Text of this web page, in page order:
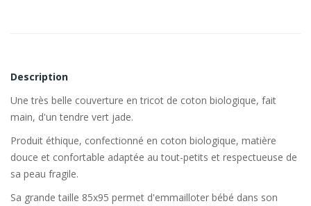
Description
Une très belle couverture en tricot de coton biologique, fait
main, d'un tendre vert jade.
Produit éthique, confectionné en coton biologique, matière
douce et confortable adaptée au tout-petits et respectueuse de
sa peau fragile.
Sa grande taille 85x95 permet d'emmailloter bébé dans son